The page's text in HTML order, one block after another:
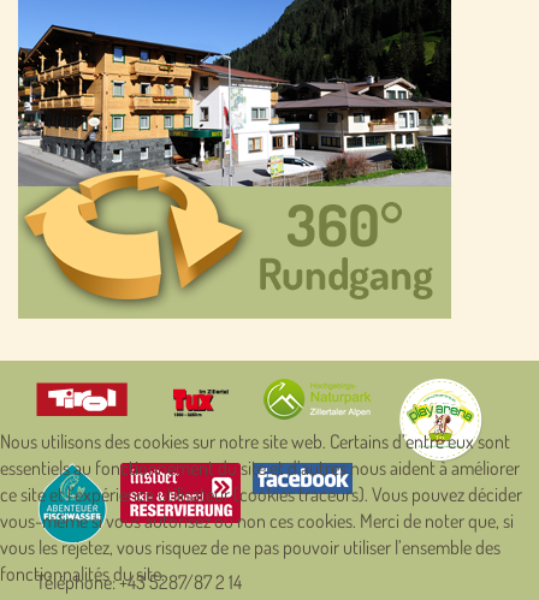
Téléphone:+43 5287/87 2 14
Nous utilisons des cookies sur notre site web. Certains d’entre eux sont
essentiels au fonctionnement du site et d’autres nous aident à améliorer
ce site et l’expérience utilisateur (cookies traceurs). Vous pouvez décider
vous-même si vous autorisez ou non ces cookies. Merci de noter que, si
vous les rejetez, vous risquez de ne pas pouvoir utiliser l’ensemble des
fonctionnalités du site.